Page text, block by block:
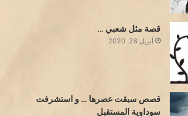
قصة مثل شعبي …
أبريل 28, 2020
قصص سبقت عصرها … و استشرفت
سوداوية المستقبل